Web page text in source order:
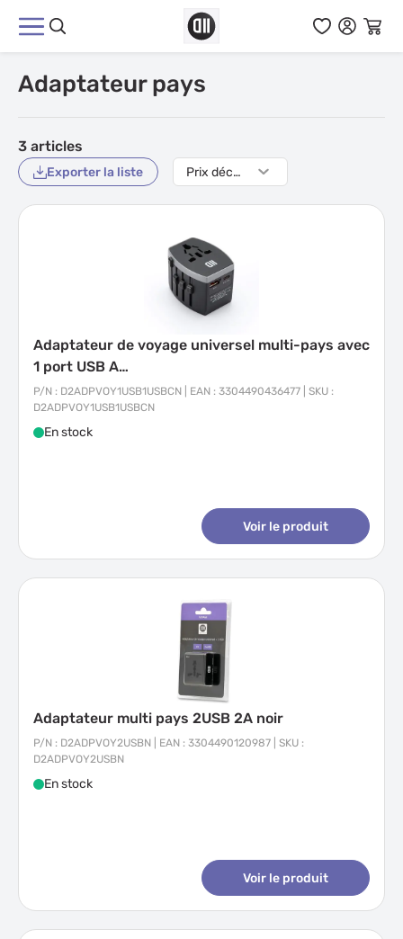
Adaptateur pays
3 articles
Exporter la liste
Adaptateur de voyage universel multi-pays avec
1 port USB A…
P/N : D2ADPVOY1USB1USBCN | EAN : 3304490436477 | SKU :
D2ADPVOY1USB1USBCN
En stock
Voir le produit
Adaptateur multi pays 2USB 2A noir
P/N : D2ADPVOY2USBN | EAN : 3304490120987 | SKU :
D2ADPVOY2USBN
En stock
Voir le produit